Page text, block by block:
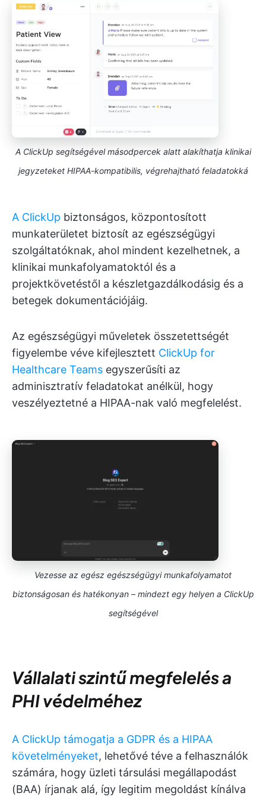
A ClickUp segítségével másodpercek alatt alakíthatja klinikai
jegyzeteket HIPAA-kompatibilis, végrehajtható feladatokká
A ClickUp biztonságos, központosított
munkaterületet biztosít az egészségügyi
szolgáltatóknak, ahol mindent kezelhetnek, a
klinikai munkafolyamatoktól és a
projektkövetéstől a készletgazdálkodásig és a
betegek dokumentációjáig.
Az egészségügyi műveletek összetettségét
figyelembe véve kifejlesztett ClickUp for
Healthcare Teams egyszerűsíti az
adminisztratív feladatokat anélkül, hogy
veszélyeztetné a HIPAA-nak való megfelelést.
Vezesse az egész egészségügyi munkafolyamatot
biztonságosan és hatékonyan – mindezt egy helyen a ClickUp
segítségével
Vállalati szintű megfelelés a
PHI védelméhez
A ClickUp támogatja a GDPR és a HIPAA
követelményeket, lehetővé téve a felhasználók
számára, hogy üzleti társulási megállapodást
(BAA) írjanak alá, így legitim megoldást kínálva